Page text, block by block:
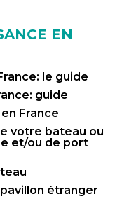
EN
le guide
guide
France
votre bateau ou
et/ou de port
étranger